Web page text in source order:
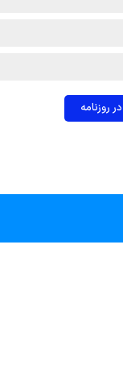
روزنامه